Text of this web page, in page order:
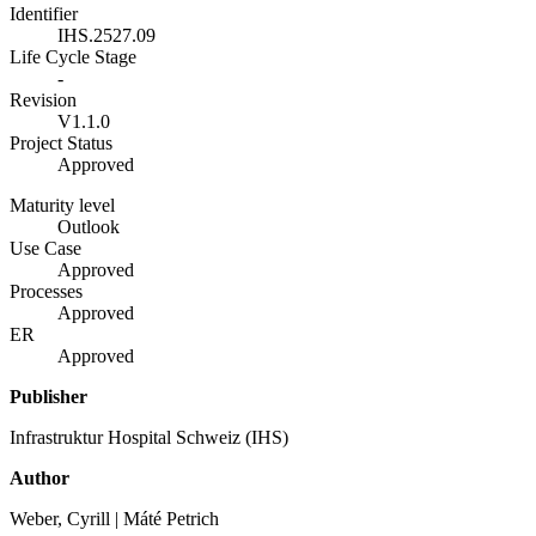
Identifier
IHS.2527.09
Life Cycle Stage
-
Revision
V1.1.0
Project Status
Approved
Maturity level
Outlook
Use Case
Approved
Processes
Approved
ER
Approved
Publisher
Infrastruktur Hospital Schweiz (IHS)
Author
Weber, Cyrill | Máté Petrich